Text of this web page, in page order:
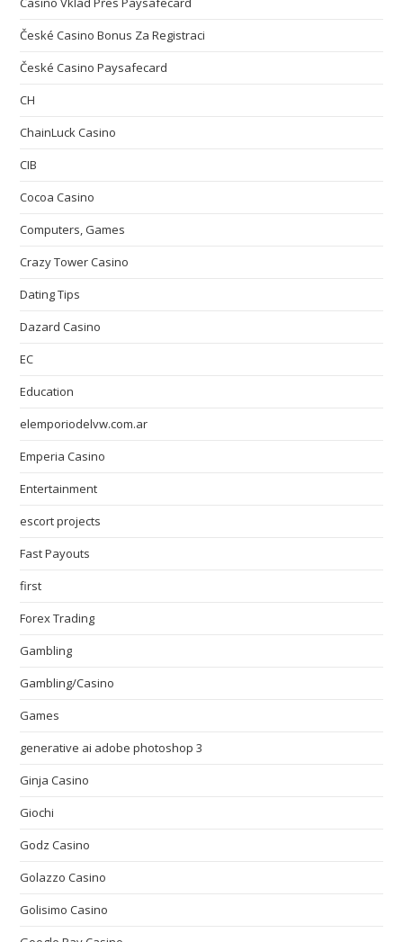
České Casino Bonus Za Registraci
České Casino Paysafecard
CH
ChainLuck Casino
CIB
Cocoa Casino
Computers, Games
Crazy Tower Сasino
Dating Tips
Dazard Casino
EC
Education
elemporiodelvw.com.ar
Emperia Casino
Entertainment
escort projects
Fast Payouts
first
Forex Trading
Gambling
Gambling/Casino
Games
generative ai adobe photoshop 3
Ginja Casino
Giochi
Godz Casino
Golazzo Casino
Golisimo Casino